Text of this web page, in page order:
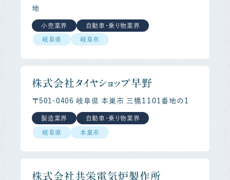
地
小売業界 自動車・乗り物業界
岐阜県 岐阜市
株式会社タイヤショップ早野
〒501-0406 岐阜県 本巣市 三橋１１０１番地の１
製造業界 自動車・乗り物業界
岐阜県 本巣市
株式会社共栄電気炉製作所